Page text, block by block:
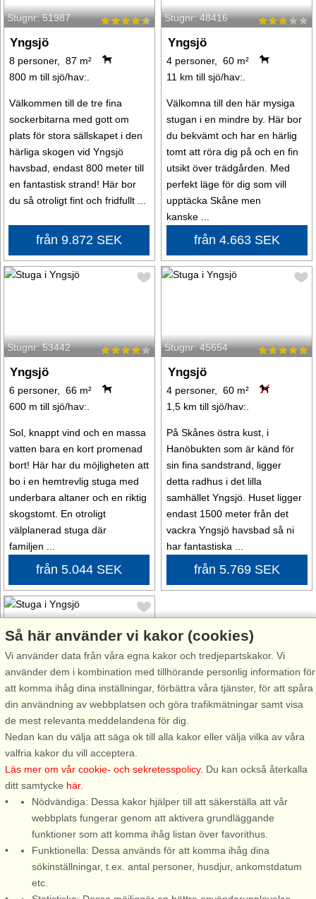
Stugnr: 51987
Yngsjö
8 personer, 87 m²
800 m till sjö/hav:.
Välkommen till de tre fina
sockerbitarna med gott om
plats för stora sällskapet i den
härliga skogen vid Yngsjö
havsbad, endast 800 meter till
en fantastisk strand! Här bor
du så otroligt fint och fridfullt ...
från 9.872 SEK
Stugnr: 48416
Yngsjö
4 personer, 60 m²
11 km till sjö/hav:.
Välkomna till den här mysiga
stugan i en mindre by. Här bor
du bekvämt och har en härlig
tomt att röra dig på och en fin
utsikt över trädgården. Med
perfekt läge för dig som vill
upptäcka Skåne men
kanske ...
från 4.663 SEK
Stugnr: 53442
Yngsjö
6 personer, 66 m²
600 m till sjö/hav:.
Sol, knappt vind och en massa
vatten bara en kort promenad
bort! Här har du möjligheten att
bo i en hemtrevlig stuga med
underbara altaner och en riktig
skogstomt. En otroligt
välplanerad stuga där
familjen ...
från 5.044 SEK
Stugnr: 45654
Yngsjö
4 personer, 60 m²
1,5 km till sjö/hav:.
På Skånes östra kust, i
Hanöbukten som är känd för
sin fina sandstrand, ligger
detta radhus i det lilla
samhället Yngsjö. Huset ligger
endast 1500 meter från det
vackra Yngsjö havsbad så ni
har fantastiska ...
från 5.769 SEK
Stugnr: 65380
Yngsjö
4 personer, 28 m²
300 m till sjö/hav:.
stenkast från Yngsjö. Här finns
möjlighet för familj och vänner
att spendera sin lediga tid
Så här använder vi kakor (cookies)
Vi använder data från våra egna kakor och tredjepartskakor. Vi
använder dem i kombination med tillhörande personlig information för
att komma ihåg dina inställningar, förbättra våra tjänster, för att spåra
din användning av webbplatsen och göra trafikmätningar samt visa
de mest relevanta meddelandena för dig.
Nedan kan du välja att säga ok till alla kakor eller välja vilka av våra
valfria kakor du vill acceptera.
Läs mer om vår cookie- och sekretesspolicy. Du kan också återkalla
ditt samtycke här.
Nödvändiga: Dessa kakor hjälper till att säkerställa att vår
webbplats fungerar genom att aktivera grundläggande
funktioner som att komma ihåg listan över favorithus.
Funktionella: Dessa används för att komma ihåg dina
sökinställningar, t.ex. antal personer, husdjur, ankomstdatum
etc.